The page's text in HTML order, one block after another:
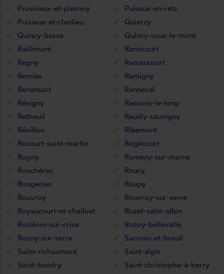
Proviseux-et-plesnoy
Puiseux-en-retz
Puisieux-et-clanlieu
Quierzy
Quincy-basse
Quincy-sous-le-mont
Raillimont
Ramicourt
Regny
Remaucourt
Remies
Remigny
Renansart
Renneval
Résigny
Ressons-le-long
Retheuil
Reuilly-sauvigny
Révillon
Ribemont
Rocourt-saint-martin
Rogécourt
Rogny
Romeny-sur-marne
Ronchères
Roucy
Rougeries
Roupy
Rouvroy
Rouvroy-sur-serre
Royaucourt-et-chailvet
Rozet-saint-albin
Rozières-sur-crise
Rozoy-bellevalle
Rozoy-sur-serre
Saconin-et-breuil
Sains-richaumont
Saint-algis
Saint-bandry
Saint-christophe-à-berry